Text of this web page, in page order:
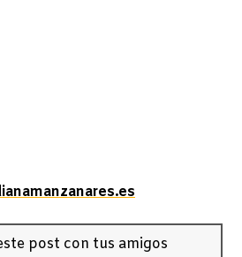
post con tus amigos